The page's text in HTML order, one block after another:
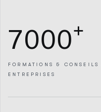
7000+
FORMATIONS & CONSEILS
ENTREPRISES